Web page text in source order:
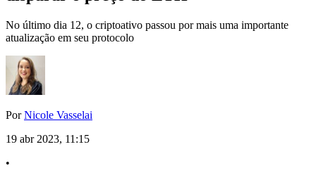
No último dia 12, o criptoativo passou por mais uma importante
atualização em seu protocolo
PorNicole Vasselai
19 abr 2023, 11:15
•